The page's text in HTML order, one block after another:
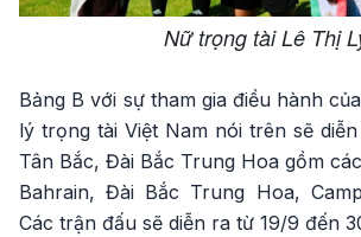
Nữ trọng tài Lê Thị
Bảng B với sự tham gia điều hành
lý trọng tài Việt Nam nói trên sẽ
Tân Bắc, Đài Bắc Trung Hoa gồm
Bahrain, Đài Bắc Trung Hoa,
Các trận đấu sẽ diễn ra từ 19/9 đến